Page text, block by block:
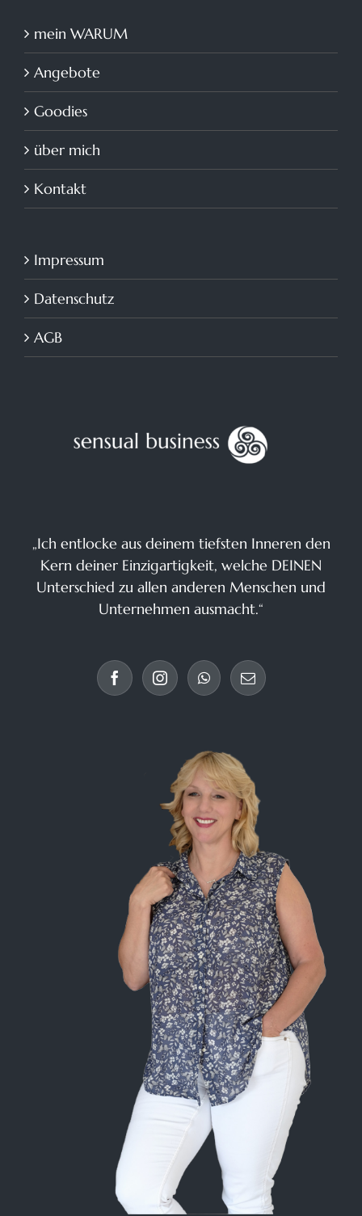
mein WARUM
Angebote
Goodies
über mich
Kontakt
Impressum
Datenschutz
AGB
„Ich entlocke aus deinem tiefsten Inneren den
Kern deiner Einzigartigkeit, welche DEINEN
Unterschied zu allen anderen Menschen und
Unternehmen ausmacht.“